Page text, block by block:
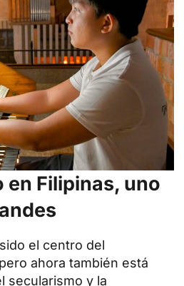
en Filipinas, uno
el centro del
ahora también está
secularismo y la